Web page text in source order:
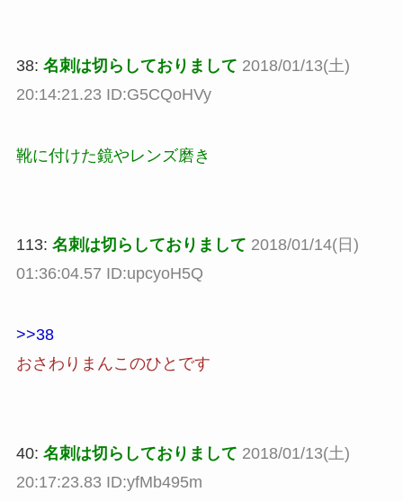
38: 名刺は切らしておりまして 2018/01/13(土)
20:14:21.23 ID:G5CQoHVy
靴に付けた鏡やレンズ磨き
113: 名刺は切らしておりまして 2018/01/14(日)
01:36:04.57 ID:upcyoH5Q
>>38
おさわりまんこのひとです
40: 名刺は切らしておりまして 2018/01/13(土)
20:17:23.83 ID:yfMb495m